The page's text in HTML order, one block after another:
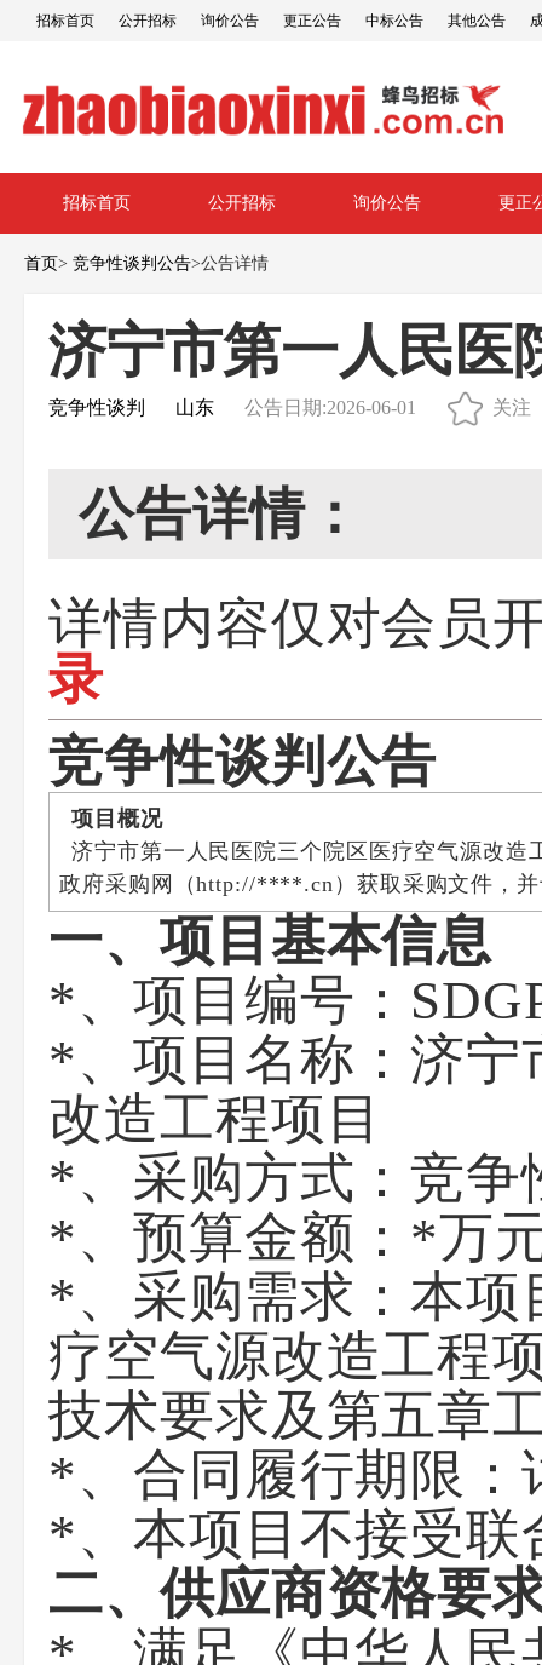
招标首页 公开招标 询价公告 更正公告 中标公告 其他公告
招标首页 公开招标 询价公告 更正
首页> 竞争性谈判公告>公告详情
济宁市第一人民医
竞争性谈判 山东 公告日期:2026-06-01 关注
公告详情：
详情内容仅对会员
录
竞争性谈判 公告
项目概况
济宁市第一人民医院三个院区医疗空气源改
政府采购网（http://****.cn）获取采购文件，
一、项目基本信息
*、项目编号：
*、项目名称：济宁
改造工程项目
*、采购方式：竞争
*、预算金额：*万
*、采购需求：本项
疗空气源改造工程
技术要求及第五章
*、合同履行期限：
*、本项目不接受联
二、供应商资格要
*、满足《中华人民